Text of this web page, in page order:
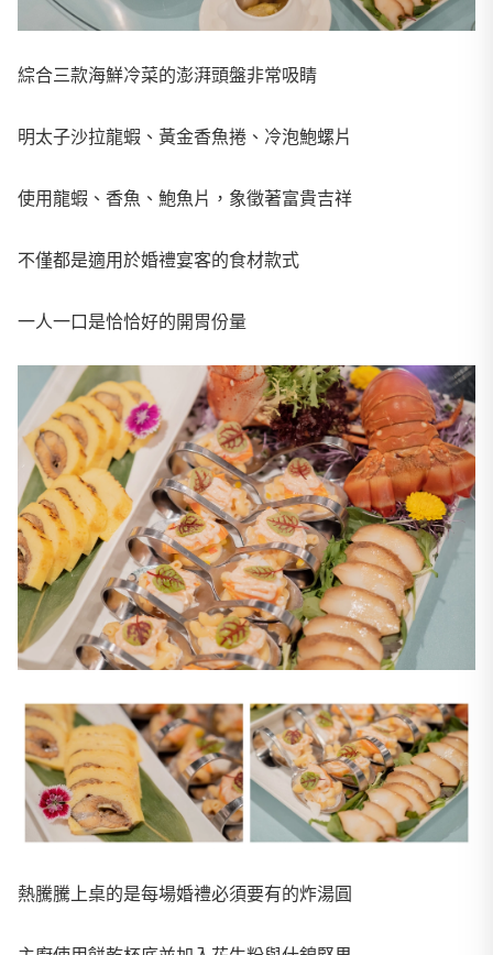
綜合三款海鮮冷菜的澎湃頭盤非常吸睛
明太子沙拉龍蝦、黃金香魚捲、冷泡鮑螺片
使用龍蝦、香魚、鮑魚片，象徵著富貴吉祥
不僅都是適用於婚禮宴客的食材款式
一人一口是恰恰好的開胃份量
熱騰騰上桌的是每場婚禮必須要有的炸湯圓